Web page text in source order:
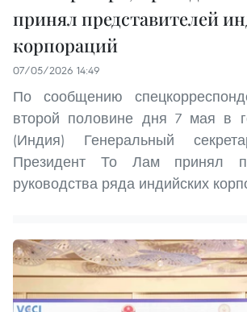
принял представителей
корпораций
07/05/2026 14:49
По сообщению
второй половине дня 7 мая в
(Индия) Генеральный
Президент То Лам принял
руководства ряда индийских